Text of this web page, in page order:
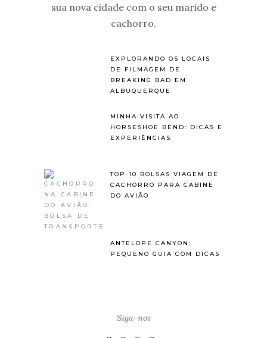
sua nova cidade com o seu marido e
cachorro.
EXPLORANDO OS LOCAIS
DE FILMAGEM DE
BREAKING BAD EM
ALBUQUERQUE
MINHA VISITA AO
HORSESHOE BEND: DICAS E
EXPERIÊNCIAS
TOP 10 BOLSAS VIAGEM DE
CACHORRO PARA CABINE
DO AVIÃO
ANTELOPE CANYON:
PEQUENO GUIA COM DICAS
Siga-nos